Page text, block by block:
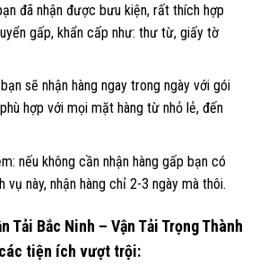
đã nhận được bưu kiện, rất thích hợp
gấp, khẩn cấp như: thư từ, giấy tờ
sẽ nhận hàng ngay trong ngày với gói
hợp với mọi mặt hàng từ nhỏ lẻ, đến
nếu không cần nhận hàng gấp bạn có
này, nhận hàng chỉ 2-3 ngày mà thôi.
Tải Bắc Ninh – Vận Tải Trọng Thành
tiện ích vượt trội: